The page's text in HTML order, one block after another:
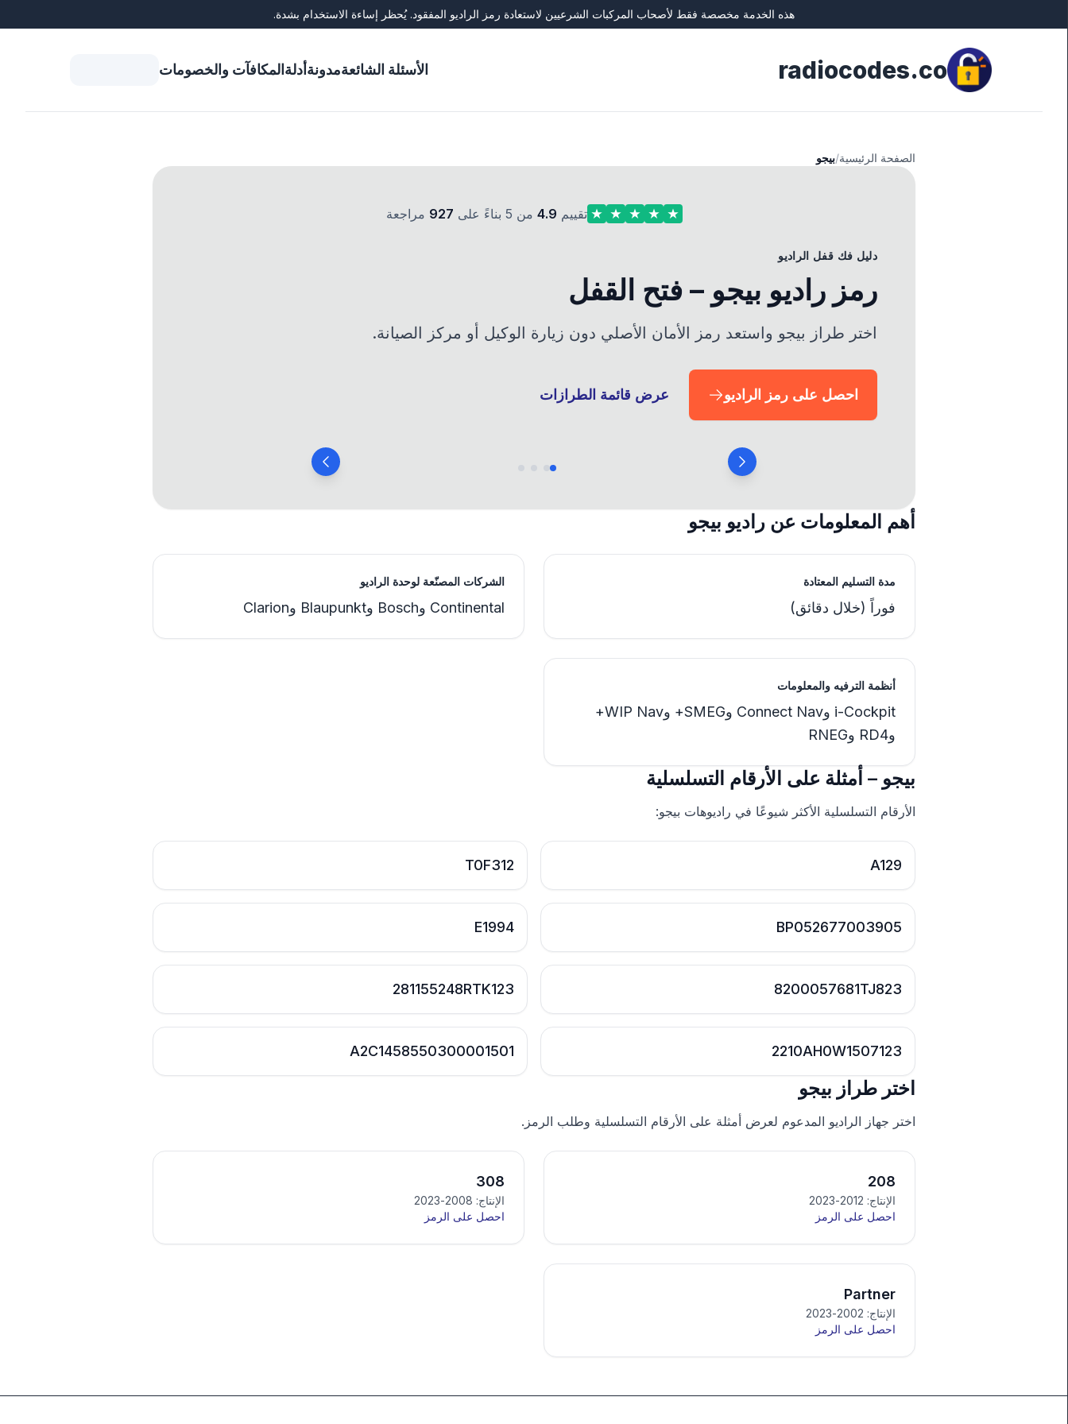
هذه الخدمة مخصصة فقط لأصحاب المركبات الشرعيين لاستعادة رمز الراديو المفقود. يُحظر إساءة الاستخدام بشدة.
radiocodes.co الأسئلة الشائعةمدونةأدلة المكافآت والخصومات
الصفحة الرئيسية/بيجو
تقييم 4.9 من 5 بناءً على 927 مراجعة
دليل فك قفل الراديو
رمز راديو بيجو – فتح القفل
اختر طراز بيجو واستعد رمز الأمان الأصلي دون زيارة الوكيل أو مركز الصيانة.
احصل على رمز الراديو عرض قائمة الطرازات
أهم المعلومات عن راديو بيجو
مدة التسليم المعتادة
فوراً (خلال دقائق)
الشركات المصنّعة لوحدة الراديو
Continental وBosch وBlaupunkt وClarion
أنظمة الترفيه والمعلومات
i-Cockpit وConnect Nav وSMEG+ وWIP Nav+
وRD4 وRNEG
بيجو – أمثلة على الأرقام التسلسلية
الأرقام التسلسلية الأكثر شيوعًا في راديوهات بيجو:
A129
T0F312
BP052677003905
E1994
8200057681TJ823
281155248RTK123
2210AH0W1507123
A2C1458550300001501
اختر طراز بيجو
اختر جهاز الراديو المدعوم لعرض أمثلة على الأرقام التسلسلية وطلب الرمز.
208
الإنتاج: 2012-2023
احصل على الرمز
308
الإنتاج: 2008-2023
احصل على الرمز
Partner
الإنتاج: 2002-2023
احصل على الرمز